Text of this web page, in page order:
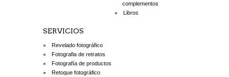
complementos
Libros
SERVICIOS
Revelado fotográfico
Fotografia de retratos
Fotografía de productos
Retoque fotográfico